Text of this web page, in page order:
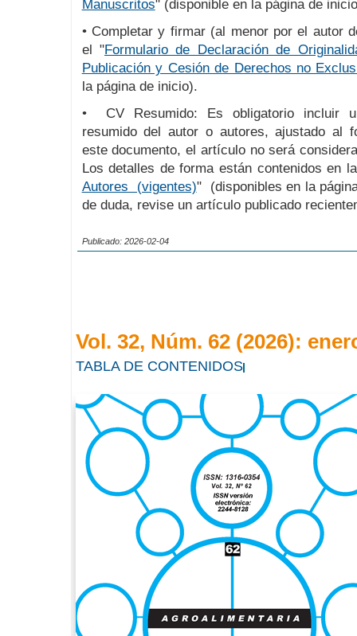
Manuscritos" (disponible en la página de
• Completar y firmar (al menor por el autor
el "Formulario de Declaración de
Publicación y Cesión de Derechos no
la página de inicio).
• CV Resumido: Es obligatorio incluir
resumido del autor o autores, ajustado al
este documento, el artículo no será
Los detalles de forma están contenidos en
Autores (vigentes)" (disponibles en la
de duda, revise un artículo publicado
Publicado: 2026-02-04
Vol. 32, Núm. 62 (2026):
TABLA DE CONTENIDOS